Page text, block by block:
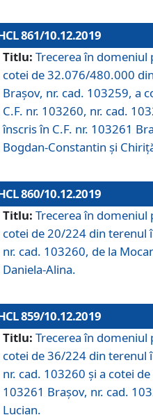
861/10.12.2019
Titlu: Trecerea în domeniul
cotei de 32.076/480.000
Brașov, nr. cad. 103259, a
C.F. nr. 103260, nr. cad.
înscris în C.F. nr. 103261
Bogdan-Constantin și
860/10.12.2019
Titlu: Trecerea în domeniul
cotei de 20/224 din terenul
nr. cad. 103260, de la
Daniela-Alina.
859/10.12.2019
Titlu: Trecerea în domeniul
cotei de 36/224 din terenul
nr. cad. 103260 și a cotei
103261 Brașov, nr. cad.
Lucian.